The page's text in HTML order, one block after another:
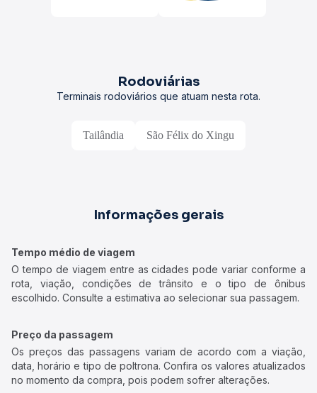
Rodoviárias
Terminais rodoviários que atuam nesta rota.
Tailândia São Félix do Xingu
Informações gerais
Tempo médio de viagem
O tempo de viagem entre as cidades pode variar conforme a
rota, viação, condições de trânsito e o tipo de ônibus
escolhido. Consulte a estimativa ao selecionar sua passagem.
Preço da passagem
Os preços das passagens variam de acordo com a viação,
data, horário e tipo de poltrona. Confira os valores atualizados
no momento da compra, pois podem sofrer alterações.